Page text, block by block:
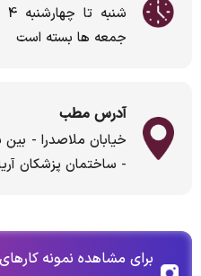
جمعه ها بسته است
آدرس مطب
- ساختمان پزشکان آریا - طبقه
برای مشاهده نمونه